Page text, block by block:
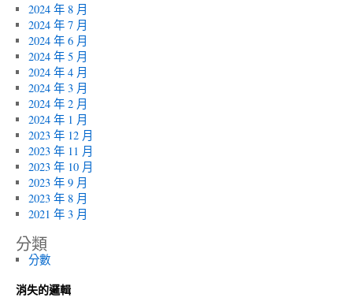
2024 年 8 月
2024 年 7 月
2024 年 6 月
2024 年 5 月
2024 年 4 月
2024 年 3 月
2024 年 2 月
2024 年 1 月
2023 年 12 月
2023 年 11 月
2023 年 10 月
2023 年 9 月
2023 年 8 月
2021 年 3 月
分類
分數
消失的邏輯